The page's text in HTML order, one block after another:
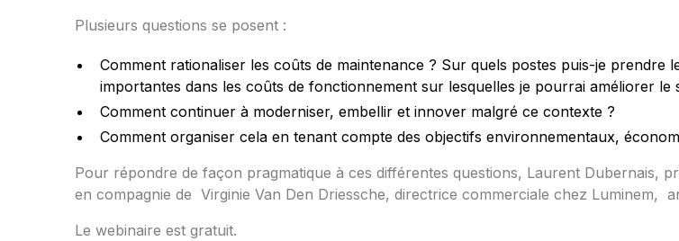
Plusieurs questions se posent :
Comment rationaliser les coûts de maintenance ? Sur quels postes puis-je prendre
importantes dans les coûts de fonctionnement sur lesquelles je pourrai améliorer le
Comment continuer à moderniser, embellir et innover malgré ce contexte ?
Comment organiser cela en tenant compte des objectifs environnementaux,
Pour répondre de façon pragmatique à ces différentes questions, Laurent Dubernais,
en compagnie de Virginie Van Den Driessche, directrice commerciale chez Luminem,
Le webinaire est gratuit.